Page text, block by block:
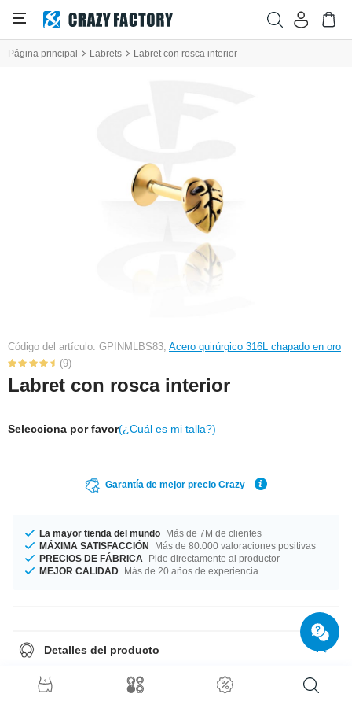
Página principal Labrets Labret con rosca interior
Código del artículo: GPINMLBS83, Acero quirúrgico 316L chapado en oro
(9)
Labret con rosca interior
Selecciona por favor(¿Cuál es mi talla?)
Garantía de mejor precio Crazy
La mayor tienda del mundo Más de 7M de clientes
MÁXIMA SATISFACCIÓN
Más de 80.000 valoraciones positivas
PRECIOS DE FÁBRICA
Pide directamente al productor
MEJOR CALIDAD Más de 20 años de experiencia
Detalles del producto
seleccionar un largo desde 6 mm hasta 12 mm. ¡Un piercing fabricado
con los mejores materiales de la mejor calidad al mejor precio